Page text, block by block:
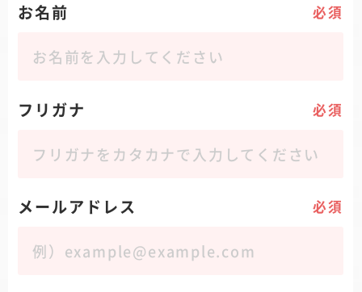
お名前 必須
フリガナ 必須
メールアドレス 必須